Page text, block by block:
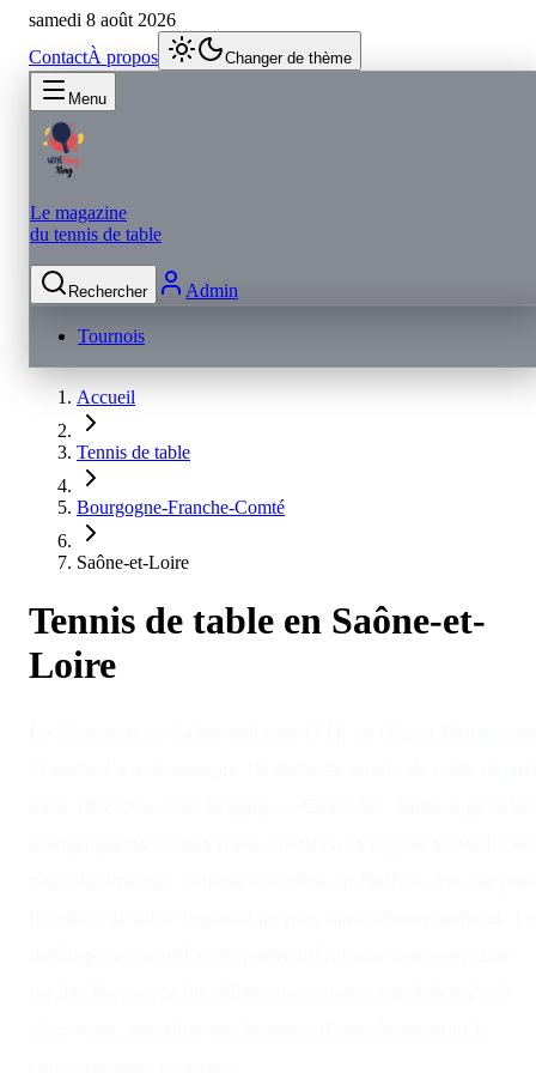
samedi 8 août 2026
ContactÀ propos Changer de thème
Menu
Le magazine
du tennis de table
Rechercher Admin
Tournois
Accueil
Tennis de table
Bourgogne-Franche-Comté
Saône-et-Loire
Tennis de table en Saône-et-
Loire